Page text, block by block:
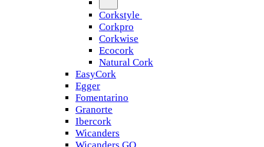
Corkstyle
Corkpro
Corkwise
Ecocork
Natural Cork
EasyCork
Egger
Fomentarino
Granorte
Ibercork
Wicanders